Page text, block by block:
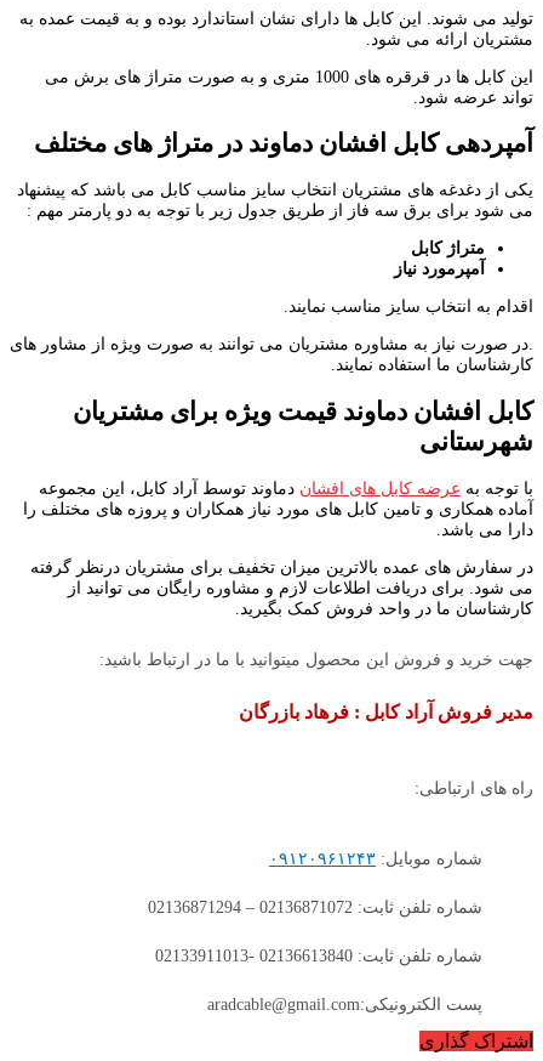
تولید می شوند. این کابل ها دارای نشان استاندارد بوده و به قیمت عمده به
مشتریان ارائه می شود.
این کابل ها در قرقره های 1000 متری و به صورت متراژ های برش می
تواند عرضه شود.
آمپردهی کابل افشان دماوند در متراژ های مختلف
یکی از دغدغه های مشتریان انتخاب سایز مناسب کابل می باشد که پیشنهاد
می شود برای برق سه فاز از طریق جدول زیر با توجه به دو پارمتر مهم :
متراژ کابل
آمپرمورد نیاز
اقدام به انتخاب سایز مناسب نمایند.
.در صورت نیاز به مشاوره مشتریان می توانند به صورت ویژه از مشاور های
کارشناسان ما استفاده نمایند.
کابل افشان دماوند قیمت ویژه برای مشتریان
شهرستانی
با توجه به عرضه کابل های افشان دماوند توسط آراد کابل، این مجموعه
آماده همکاری و تامین کابل های مورد نیاز همکاران و پروزه های مختلف را
دارا می باشد.
در سفارش های عمده بالاترین میزان تخفیف برای مشتریان درنظر گرفته
می شود. برای دریافت اطلاعات لازم و مشاوره رایگان می توانید از
کارشناسان ما در واحد فروش کمک بگیرید.
جهت خرید و فروش این محصول میتوانید با ما در ارتباط باشید:
مدیر فروش آراد کابل : فرهاد بازرگان
راه های ارتباطی:
شماره موبایل: ۰۹۱۲۰۹۶۱۲۴۳
شماره تلفن ثابت: 02136871072 – 02136871294
شماره تلفن ثابت: 02136613840 -02133911013
پست الکترونیکی:aradcable@gmail.com
اشتراک گذاری